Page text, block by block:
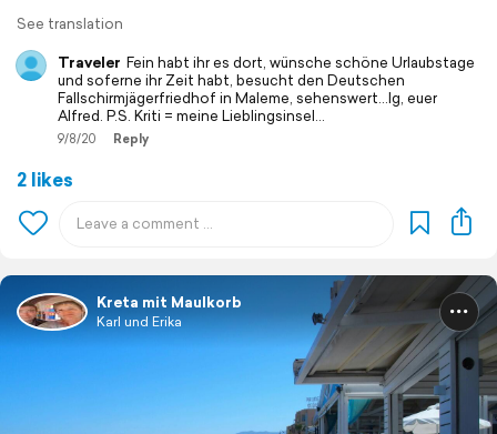
See translation
Traveler Fein habt ihr es dort, wünsche schöne Urlaubstage
und soferne ihr Zeit habt, besucht den Deutschen
Fallschirmjägerfriedhof in Maleme, sehenswert...lg, euer
Alfred. P.S. Kriti = meine Lieblingsinsel...
9/8/20 Reply
2 likes
Kreta mit Maulkorb
Karl und Erika